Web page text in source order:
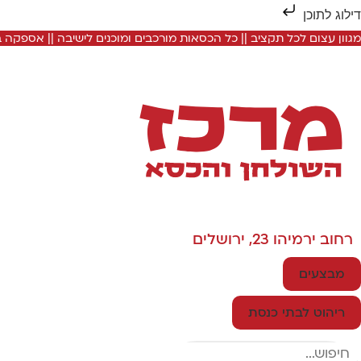
דילוג לתוכן
מגוון עצום לכל תקציב || כל הכסאות מורכבים ומוכנים לישיבה ||
רחוב ירמיהו 23, ירושלים
מבצעים
ריהוט לבתי כנסת
Search